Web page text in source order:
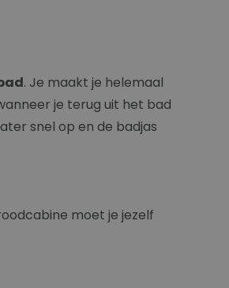
. Je maakt je helemaal
je terug uit het bad
snel op en de badjas
moet je jezelf